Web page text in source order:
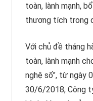
toàn, lành mạnh,
thương tích trong
Với chủ đề tháng
toàn, lành mạnh
nghệ số”, từ ngày
30/6/2018, Công